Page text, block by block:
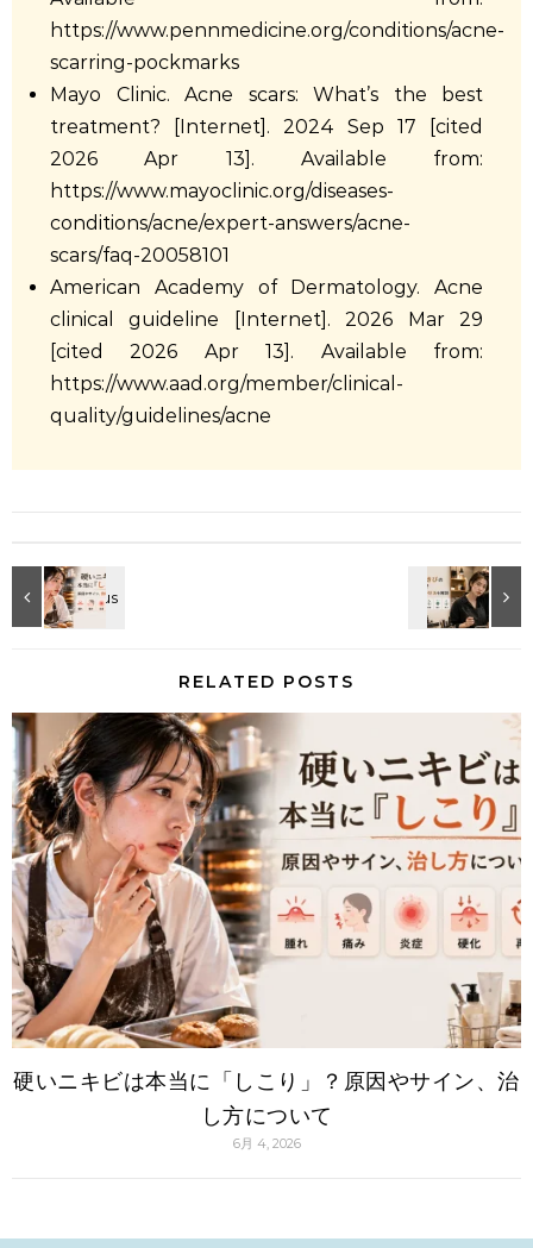
https://www.pennmedicine.org/conditions/acne-
scarring-pockmarks
Mayo Clinic. Acne scars: What’s the best
treatment? [Internet]. 2024 Sep 17 [cited
2026 Apr 13]. Available from:
https://www.mayoclinic.org/diseases-
conditions/acne/expert-answers/acne-
scars/faq-20058101
American Academy of Dermatology. Acne
clinical guideline [Internet]. 2026 Mar 29
[cited 2026 Apr 13]. Available from:
https://www.aad.org/member/clinical-
quality/guidelines/acne
RELATED POSTS
硬いニキビは本当に「しこり」？原因やサイン、治
し方について
6月 4, 2026